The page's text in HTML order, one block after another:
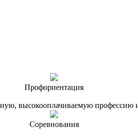
Профориентация
высокооплачиваемую профессию
Соревнования